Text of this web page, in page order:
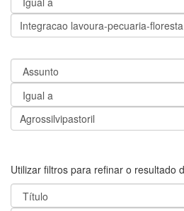
Utilizar filtros para refinar o resultado